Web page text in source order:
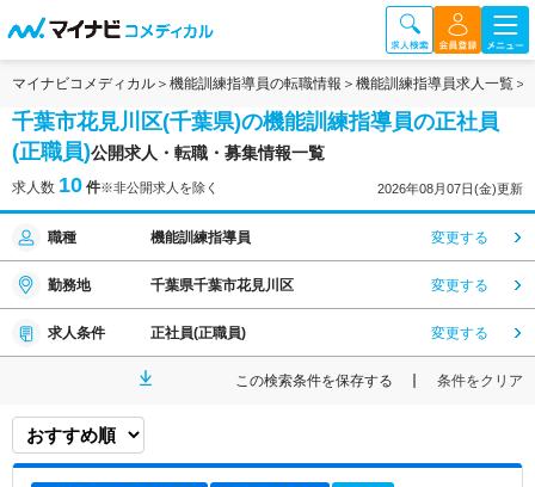
マイナビコメディカル 機能訓練指導員の転職情報 機能訓練指導員求人一覧
千葉市花見川区(千葉県)の機能訓練指導員の正社員
(正職員)公開求人・転職・募集情報一覧
求人数 10 件※非公開求人を除く 2026年08月07日(金)更新
職種 機能訓練指導員 変更する
勤務地 千葉県千葉市花見川区 変更する
求人条件 正社員(正職員) 変更する
この検索条件を保存する 条件をクリア